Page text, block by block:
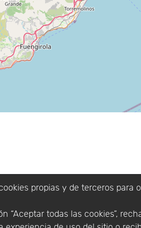
propias y de terceros
“Aceptar todas las cookies”,